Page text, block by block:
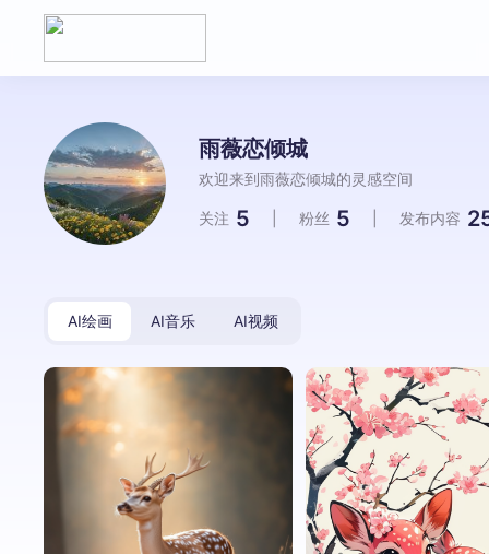
雨薇恋倾城
欢迎来到雨薇恋倾城的灵感空间
关注 5 粉丝 5 发布内容
AI绘画 AI音乐 AI视频